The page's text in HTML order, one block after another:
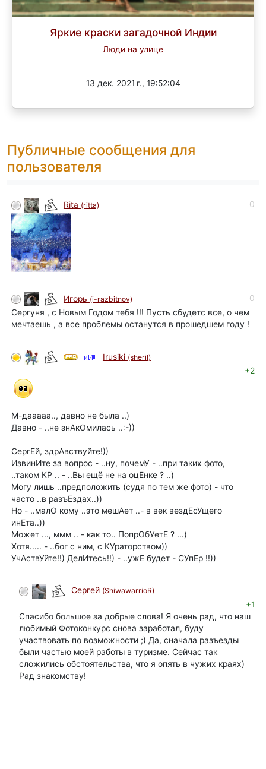
Яркие краски загадочной Индии
Люди на улице
13 дек. 2021 г., 19:52:04
Публичные сообщения для
пользователя
Rita (ritta) 0
Игорь (i-razbitnov)
0
Сергуня , с Новым Годом тебя !!! Пусть сбудетс все, о чем
мечтаешь , а все проблемы останутся в прошедшем году !
Irusiki (sheril)
+2
М-дааааа.., давно не была ..)
Давно - ..не знАкОмилась ..:-))
СергЕй, здрАвствуйте!))
ИзвинИте за вопрос - ..ну, почемУ - ..при таких фото,
..таком КР .. - ..Вы ещё не на оцЕнке ? ..)
Могу лишь ..предположить (судя по тем же фото) - что
часто ..в разъЕздах..))
Но - ..малО кому ..это мешАет ..- в век вездЕсУщего
инЕта..))
Может ..., ммм .. - как то.. ПопрОбУетЕ ? ...)
Хотя..... - ..бог с ним, с КУраторством))
УчАствУйте!!) ДелИтесь!!) - ..ужЕ будет - СУпЕр !!))
Сергей (ShiwawarrioR)
+1
Спасибо большое за добрые слова! Я очень рад, что наш
любимый Фотоконкурс снова заработал, буду
участвовать по возможности ;) Да, сначала разъезды
были частью моей работы в туризме. Сейчас так
сложились обстоятельства, что я опять в чужих краях)
Рад знакомству!